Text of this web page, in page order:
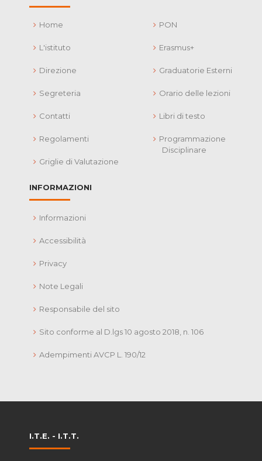
Home
L'istituto
Direzione
Segreteria
Contatti
Regolamenti
Griglie di Valutazione
PON
Erasmus+
Graduatorie Esterni
Orario delle lezioni
Libri di testo
Programmazione
Disciplinare
INFORMAZIONI
Informazioni
Accessibilità
Privacy
Note Legali
Responsabile del sito
Sito conforme al D.lgs 10 agosto 2018, n. 106
Adempimenti AVCP L. 190/12
I.T.E. - I.T.T.